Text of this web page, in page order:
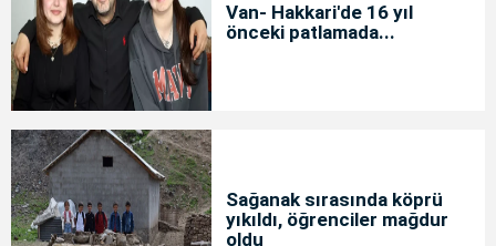
Van- Hakkari'de 16 yıl
önceki patlamada...
Sağanak sırasında köprü
yıkıldı, öğrenciler mağdur
oldu